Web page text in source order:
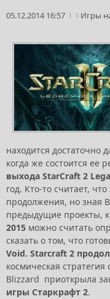
05.12.2014 16:57 Игры
находится достаточно
когда же состоится ее
выхода StarCraft 2
год. Кто-то считает,
продолжения, но зная
предыдущие проекты,
2015 можно считать
сказать о том, что
Void. Starcraft 2
космическая
Blizzard приоткрыла
игры Старкрафт 2.